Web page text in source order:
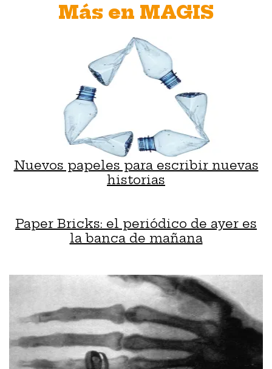
Más en MAGIS
Nuevos papeles para escribir nuevas
historias
Paper Bricks: el periódico de ayer es
la banca de mañana